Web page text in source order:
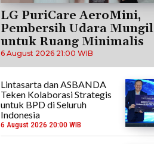
LG PuriCare AeroMini,
Pembersih Udara Mungil
untuk Ruang Minimalis
6 August 2026 21:00 WIB
Lintasarta dan ASBANDA
Teken Kolaborasi Strategis
untuk BPD di Seluruh
Indonesia
6 August 2026 20:00 WIB